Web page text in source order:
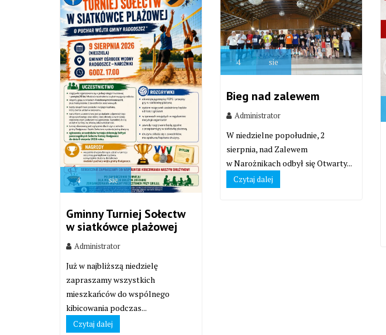
4 sie
Gminny Turniej Sołectw
w siatkówce plażowej
Administrator
Już w najbliższą niedzielę
zapraszamy wszystkich
mieszkańców do wspólnego
kibicowania podczas...
Czytaj dalej
4 sie
Bieg nad zalewem
Administrator
W niedzielne popołudnie, 2
sierpnia, nad Zalewem
w Narożnikach odbył się Otwarty...
Czytaj dalej